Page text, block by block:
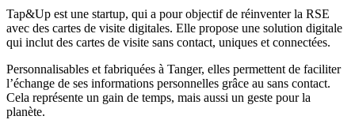
Tap&Up est une startup, qui a pour objectif de réinventer la RSE
avec des cartes de visite digitales. Elle propose une solution digitale
qui inclut des cartes de visite sans contact, uniques et connectées.
Personnalisables et fabriquées à Tanger, elles permettent de faciliter
l’échange de ses informations personnelles grâce au sans contact.
Cela représente un gain de temps, mais aussi un geste pour la
planète.